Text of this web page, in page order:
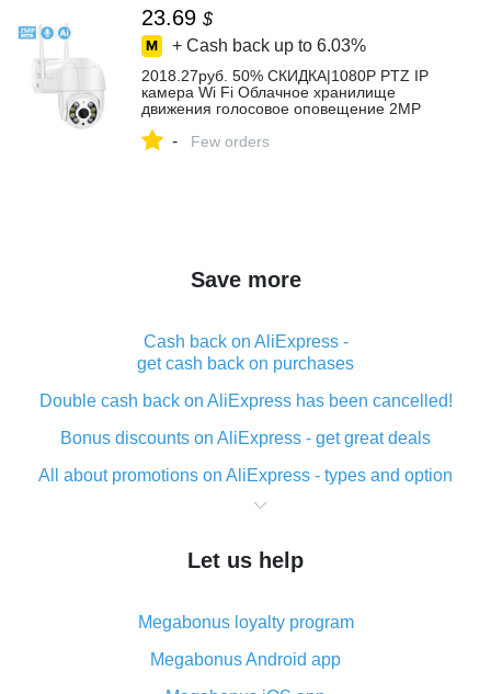
23.69 $
+ Cash back up to 6.03%
2018.27руб. 50% СКИДКА|1080P PTZ IP
камера Wi Fi Облачное хранилище
движения голосовое оповещение 2MP
аудио камера видеонаблюдения|Камеры
- Few orders
Save more
Cash back on AliExpress -
get cash back on purchases
Double cash back on AliExpress has been cancelled!
Bonus discounts on AliExpress - get great deals
All about promotions on AliExpress - types and option
What is cash back when making purchases on
The best place to download cash back for AliExpress
What is the AliExpress cash back plugin and what are
its advantages
Cash back from the AliExpress mobile app -
Let us help
Megabonus loyalty program
Megabonus Android app